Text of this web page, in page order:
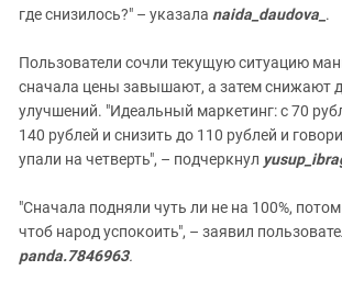
где снизилось?" – указала naida_daudova_ .
Пользователи сочли текущую ситуацию
сначала цены завышают, а затем снижают
улучшений. "Идеальный маркетинг: с 70
140 рублей и снизить до 110 рублей и
упали на четверть", – подчеркнул
"Сначала подняли чуть ли не на 100%, потом
чтоб народ успокоить", – заявил
panda.7846963.